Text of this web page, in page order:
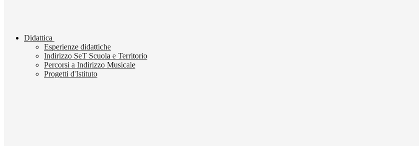
Didattica
Esperienze didattiche
Indirizzo SeT Scuola e Territorio
Percorsi a Indirizzo Musicale
Progetti d'Istituto